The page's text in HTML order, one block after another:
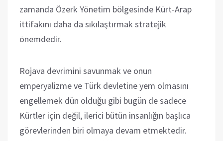
zamanda Özerk Yönetim bölgesinde Kürt-Arap
ittifakını daha da sıkılaştırmak stratejik
önemdedir.
Rojava devrimini savunmak ve onun
emperyalizme ve Türk devletine yem olmasını
engellemek dün olduğu gibi bugün de sadece
Kürtler için değil, ilerici bütün insanlığın başlıca
görevlerinden biri olmaya devam etmektedir.